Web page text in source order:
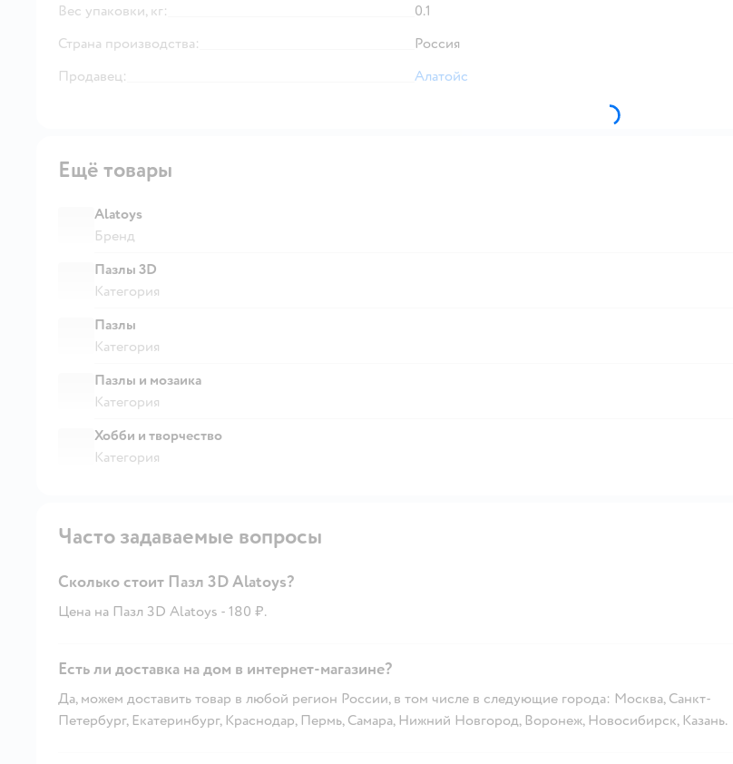
Вес упаковки, кг:
0.1
Страна производства:
Россия
Продавец:
Алатойс
Ещё товары
Alatoys
Бренд
Пазлы 3D
Категория
Пазлы
Категория
Пазлы и мозаика
Категория
Хобби и творчество
Категория
Часто задаваемые вопросы
Сколько стоит Пазл 3D Alatoys?
Цена на Пазл 3D Alatoys - 180 ₽.
Есть ли доставка на дом в интернет-магазине?
Да, можем доставить товар в любой регион России, в том числе в следующие города: Москва, Санкт-
Петербург, Екатеринбург, Краснодар, Пермь, Самара, Нижний Новгород, Воронеж, Новосибирск, Казань.